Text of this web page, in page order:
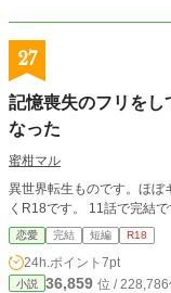
27
記憶喪失のフリをし
なった
蜜柑マル
異世界転生ものです。ほぼ
くR18です。 11話で完結で
恋愛 完結 短編 R18
24h.ポイント 7pt
小説 36,859 位 /